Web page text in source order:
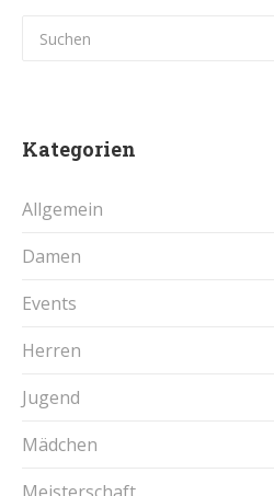
Kategorien
Allgemein
Damen
Events
Herren
Jugend
Mädchen